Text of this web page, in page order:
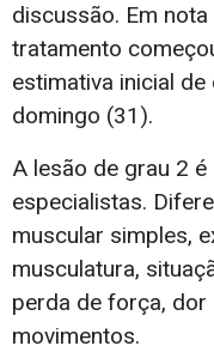
discussão. Em
tratamento
estimativa inicial
domingo (31).
A lesão de grau 2
especialistas.
muscular simples,
musculatura,
perda de força,
movimentos.